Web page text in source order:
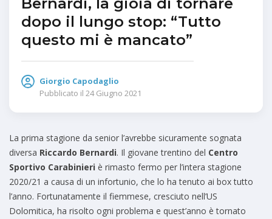
dopo il lungo stop: “Tutto
questo mi è mancato”
Giorgio Capodaglio
Pubblicato il 24 Giugno 2021
La prima stagione da senior l’avrebbe sicuramente sognata
diversa Riccardo Bernardi. Il giovane trentino del Centro
Sportivo Carabinieri è rimasto fermo per l’intera stagione
2020/21 a causa di un infortunio, che lo ha tenuto ai box tutto
l’anno. Fortunatamente il fiemmese, cresciuto nell’US
Dolomitica, ha risolto ogni problema e quest’anno è tornato